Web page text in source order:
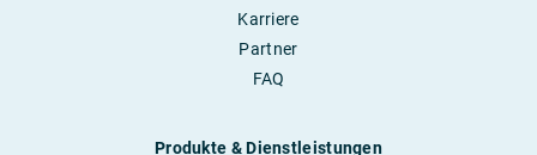
Karriere
Partner
FAQ
Produkte & Dienstleistungen